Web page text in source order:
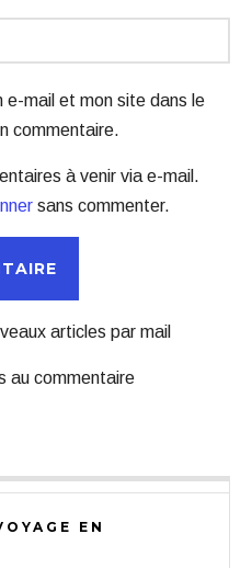
e-mail et mon site dans le
commentaire.
à venir via e-mail.
sans commenter.
articles par mail
au commentaire
EN